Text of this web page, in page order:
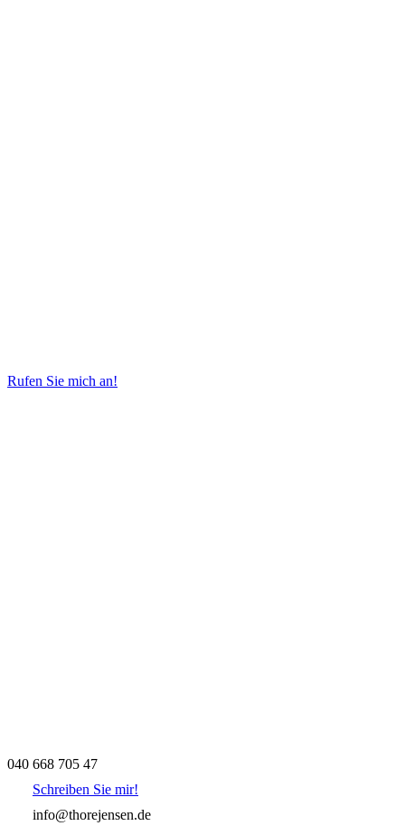
Rufen Sie mich an!
040 668 705 47
Schreiben Sie mir!
info@thorejensen.de